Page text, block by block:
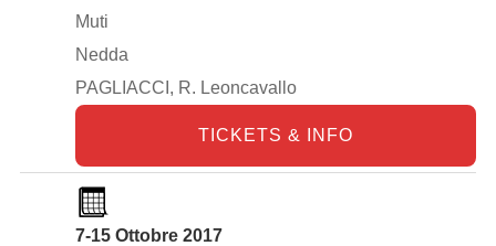
Muti
Nedda
PAGLIACCI, R. Leoncavallo
TICKETS & INFO
7-15 Ottobre 2017